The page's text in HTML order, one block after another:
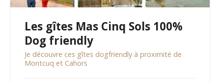
Les gîtes Mas Cinq Sols 100%
Dog friendly
Je découvre ces gîtes dogfriendly à proximité de
Montcuq et Cahors